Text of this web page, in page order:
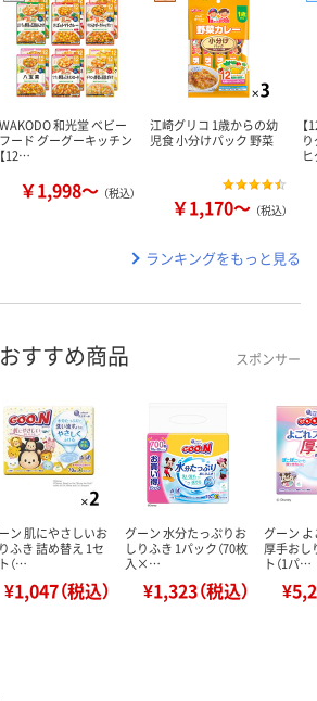
WAKODO 和光堂 ベビー
フード グーグーキッチン
【12…
￥1,998～ （税込）
江崎グリコ 1歳からの幼
児食 小分けパック 野菜
￥1,170～ （税込）
ランキングをもっと見る
すすめ商品 スポンサー
ン 肌にやさしいお
ふき 詰め替え 1セ
（…
¥1,047（税込）
グーン 水分たっぷりお
しりふき 1パック（70枚
入×…
¥1,323（税込）
グーン
厚手おし
ト（1パ…